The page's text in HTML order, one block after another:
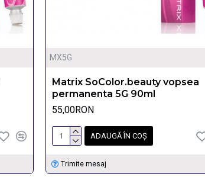
MX5G
Matrix SoColor.beauty vopsea
permanenta 5G 90ml
55,00RON
ADAUGĂ ÎN COŞ
Trimite mesaj